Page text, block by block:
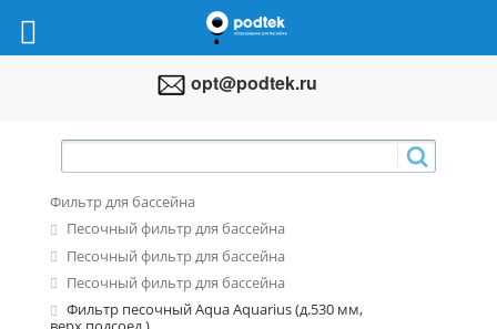
opt@podtek.ru
Фильтр для бассейна
Песочный фильтр для бассейна
Песочный фильтр для бассейна
Песочный фильтр для бассейна
Фильтр песочный Aqua Aquarius (д.530 мм,